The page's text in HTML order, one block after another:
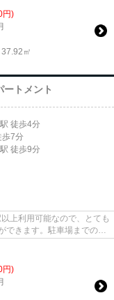
円)
㎡
ートメント
駅 徒歩4分
歩7分
駅 徒歩9分
上利用可能なので、とても
きます。駐車場までの距
円)